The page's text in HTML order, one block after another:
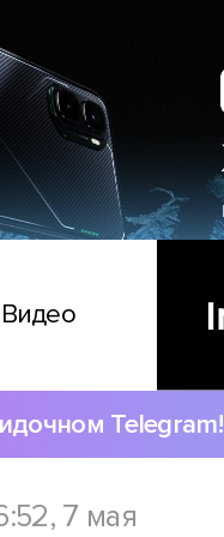
Видео
Telegram!
7 мая